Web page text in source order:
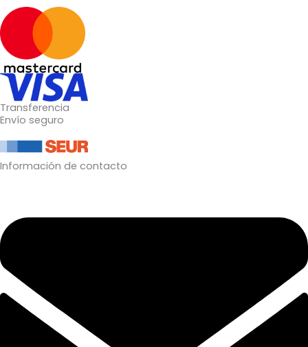
Transferencia
Envío seguro
Información de contacto